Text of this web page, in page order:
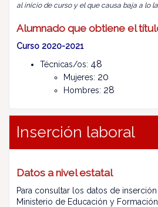
al inicio de curso y el que causa baja a lo
Alumnado que obtiene el
Curso 2020-2021
Técnicas/os: 48
Mujeres: 20
Hombres: 28
Inserción laboral
Datos a nivel estatal
Para consultar los datos de
Ministerio de Educación y Formación